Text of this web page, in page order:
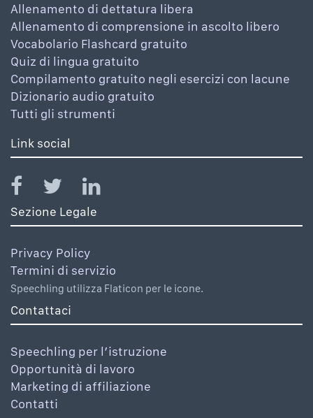
Allenamento di dettatura libera
Allenamento di comprensione in ascolto libero
Vocabolario Flashcard gratuito
Quiz di lingua gratuito
Compilamento gratuito negli esercizi con lacune
Dizionario audio gratuito
Tutti gli strumenti
Link social
Sezione Legale
Privacy Policy
Termini di servizio
Speechling utilizza Flaticon per le icone.
Contattaci
Speechling per l’istruzione
Opportunità di lavoro
Marketing di affiliazione
Contatti